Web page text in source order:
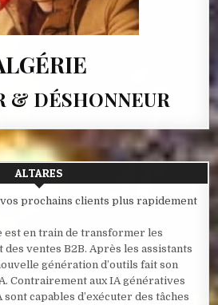
& DÉSHONNEUR
ALTARES
prochains clients plus rapidement
est en train de transformer les
ventes B2B. Après les assistants
génération d’outils fait son
Contrairement aux IA génératives
capables d’exécuter des tâches